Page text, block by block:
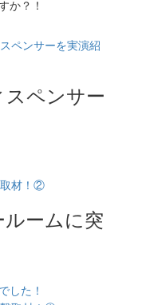
か？！
ペンサー
ームに突
した！